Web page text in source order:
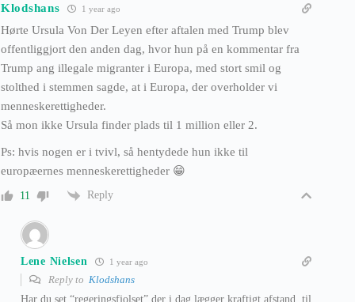
Klodshans 1 year ago
Hørte Ursula Von Der Leyen efter aftalen med Trump blev
offentliggjort den anden dag, hvor hun på en kommentar fra
Trump ang illegale migranter i Europa, med stort smil og
stolthed i stemmen sagde, at i Europa, der overholder vi
menneskerettigheder.
Så mon ikke Ursula finder plads til 1 million eller 2.
Ps: hvis nogen er i tvivl, så hentydede hun ikke til
europæernes menneskerettigheder 😁
11 Reply
Lene Nielsen 1 year ago
Reply to Klodshans
Har du set “regeringsfjolset” der i dag lægger kraftigt afstand, til